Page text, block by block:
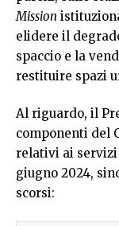
Mission
elidere il
spaccio e la
restituire spazi
Al riguardo, il
componenti del
relativi ai servizi
giugno 2024,
scorsi: